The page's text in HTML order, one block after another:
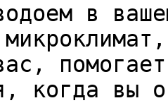
в
когда вы